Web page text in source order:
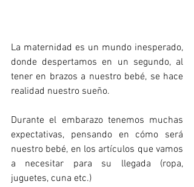
La maternidad es un mundo inesperado,
donde despertamos en un segundo, al
tener en brazos a nuestro bebé, se hace
realidad nuestro sueño.
Durante el embarazo tenemos muchas
expectativas, pensando en cómo será
nuestro bebé, en los artículos que vamos
a necesitar para su llegada (ropa,
juguetes, cuna etc.)